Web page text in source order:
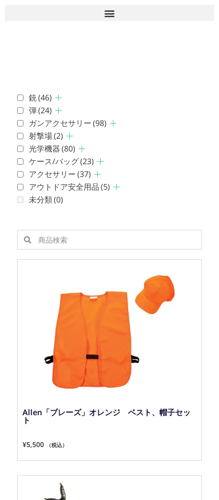
銃(46)
弾(24)
ガンアクセサリー(98)
射撃場(2)
光学機器(80)
ケース/バッグ(23)
アクセサリー(37)
アウトドア安全用品(5)
未分類(0)
Allen「ブレーズ」オレンジ ベスト、帽子セッ
ト
¥5,500 （税込）